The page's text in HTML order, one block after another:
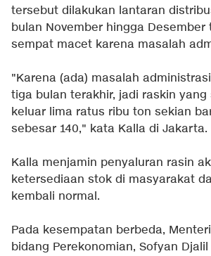
tersebut dilakukan lantaran
bulan November hingga Desember
sempat macet karena masalah
"Karena (ada) masalah
tiga bulan terakhir, jadi raskin yang
keluar lima ratus ribu ton sekian
sebesar 140," kata Kalla di Jakarta.
Kalla menjamin penyaluran rasin
ketersediaan stok di masyarakat
kembali normal.
Pada kesempatan berbeda,
bidang Perekonomian, Sofyan Djalil